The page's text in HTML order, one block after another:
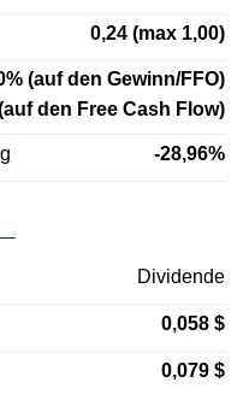
0,24 (max 1,00)
(auf den Gewinn/FFO)
den Free Cash Flow)
-28,96%
Dividende
0,058 $
0,079 $